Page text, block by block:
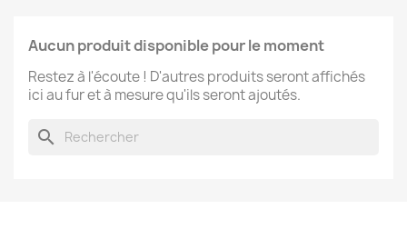
Aucun produit disponible pour le moment
Restez à l'écoute ! D'autres produits seront affichés
ici au fur et à mesure qu'ils seront ajoutés.
search